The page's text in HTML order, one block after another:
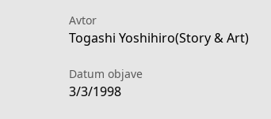
Avtor
Togashi Yoshihiro(Story & Art)
Datum objave
3/3/1998